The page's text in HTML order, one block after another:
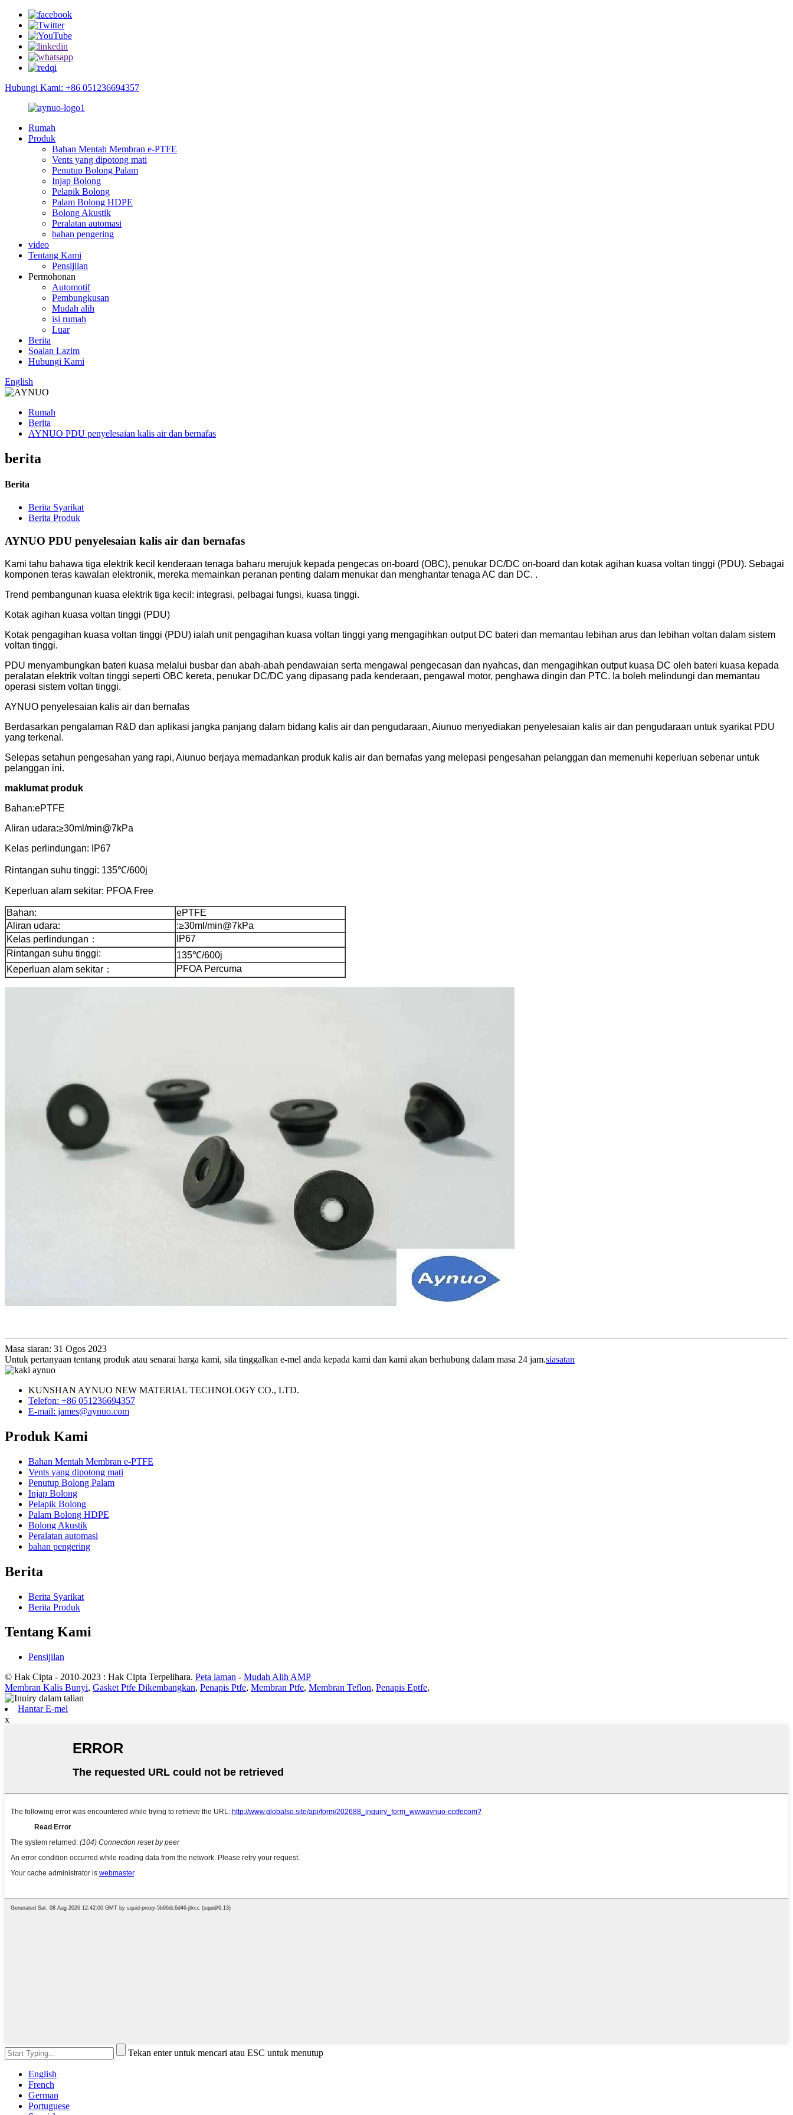
Hubungi Kami: +86 051236694357
Rumah
Produk
Bahan Mentah Membran e-PTFE
Vents yang dipotong mati
Penutup Bolong Palam
Injap Bolong
Pelapik Bolong
Palam Bolong HDPE
Bolong Akustik
Peralatan automasi
bahan pengering
video
Tentang Kami
Pensijilan
Permohonan
Automotif
Pembungkusan
Mudah alih
isi rumah
Luar
Berita
Soalan Lazim
Hubungi Kami
English
Rumah
Berita
AYNUO PDU penyelesaian kalis air dan bernafas
berita
Berita
Berita Syarikat
Berita Produk
AYNUO PDU penyelesaian kalis air dan bernafas
Kami tahu bahawa tiga elektrik kecil kenderaan tenaga baharu merujuk kepada pengecas on-board (OBC), penukar DC/DC on-board dan kotak agihan kuasa voltan tinggi (PDU). Sebagai
komponen teras kawalan elektronik, mereka memainkan peranan penting dalam menukar dan menghantar tenaga AC dan DC. .
Trend pembangunan kuasa elektrik tiga kecil: integrasi, pelbagai fungsi, kuasa tinggi.
Kotak agihan kuasa voltan tinggi (PDU)
Kotak pengagihan kuasa voltan tinggi (PDU) ialah unit pengagihan kuasa voltan tinggi yang mengagihkan output DC bateri dan memantau lebihan arus dan lebihan voltan dalam sistem
voltan tinggi.
PDU menyambungkan bateri kuasa melalui busbar dan abah-abah pendawaian serta mengawal pengecasan dan nyahcas, dan mengagihkan output kuasa DC oleh bateri kuasa kepada
peralatan elektrik voltan tinggi seperti OBC kereta, penukar DC/DC yang dipasang pada kenderaan, pengawal motor, penghawa dingin dan PTC. Ia boleh melindungi dan memantau
operasi sistem voltan tinggi.
AYNUO penyelesaian kalis air dan bernafas
Berdasarkan pengalaman R&D dan aplikasi jangka panjang dalam bidang kalis air dan pengudaraan, Aiunuo menyediakan penyelesaian kalis air dan pengudaraan untuk syarikat PDU
yang terkenal.
Selepas setahun pengesahan yang rapi, Aiunuo berjaya memadankan produk kalis air dan bernafas yang melepasi pengesahan pelanggan dan memenuhi keperluan sebenar untuk
pelanggan ini.
maklumat produk
Bahan:ePTFE
Aliran udara:≥30ml/min@7kPa
Kelas perlindungan: IP67
Rintangan suhu tinggi: 135℃/600j
Keperluan alam sekitar: PFOA Free
Bahan:
ePTFE
Aliran udara:
:≥30ml/min@7kPa
Kelas perlindungan：
IP67
Rintangan suhu tinggi:
135℃/600j
Keperluan alam sekitar：
PFOA Percuma
Masa siaran: 31 Ogos 2023
Untuk pertanyaan tentang produk atau senarai harga kami, sila tinggalkan e-mel anda kepada kami dan kami akan berhubung dalam masa 24 jam.siasatan
KUNSHAN AYNUO NEW MATERIAL TECHNOLOGY CO., LTD.
Telefon: +86 051236694357
E-mail: james@aynuo.com
Produk Kami
Bahan Mentah Membran e-PTFE
Vents yang dipotong mati
Penutup Bolong Palam
Injap Bolong
Pelapik Bolong
Palam Bolong HDPE
Bolong Akustik
Peralatan automasi
bahan pengering
Berita
Berita Syarikat
Berita Produk
Tentang Kami
Pensijilan
© Hak Cipta - 2010-2023 : Hak Cipta Terpelihara. Peta laman - Mudah Alih AMP
Membran Kalis Bunyi, Gasket Ptfe Dikembangkan, Penapis Ptfe, Membran Ptfe, Membran Teflon, Penapis Eptfe,
Hantar E-mel
x
Tekan enter untuk mencari atau ESC untuk menutup
English
French
German
Portuguese